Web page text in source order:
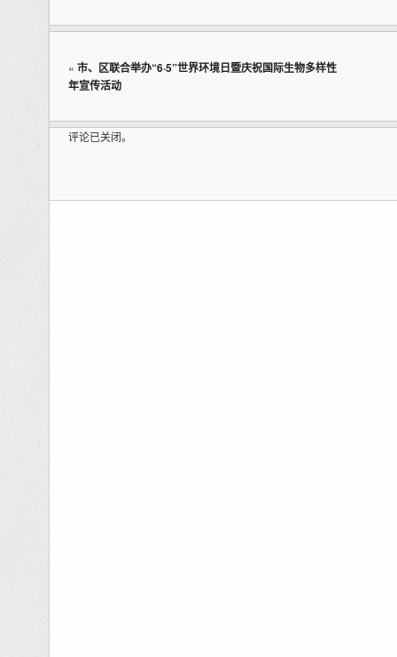
« 市、区联合举办“6·5”世界环境日暨庆祝国际生物多样性
年宣传活动
评论已关闭。